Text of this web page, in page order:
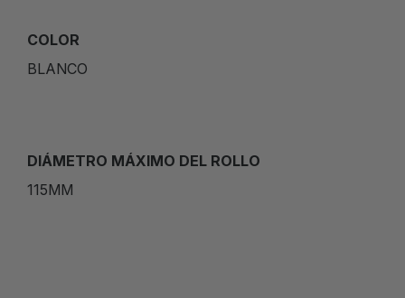
COLOR
BLANCO
DIÁMETRO MÁXIMO DEL ROLLO
115MM